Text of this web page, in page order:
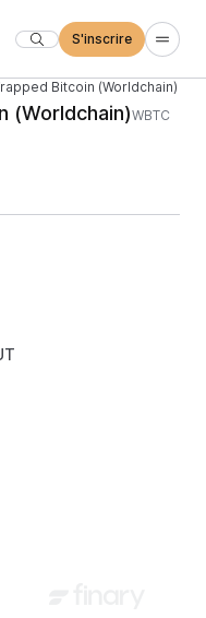
S'inscrire
Bitcoin (Worldchain)
(Worldchain)WBTC